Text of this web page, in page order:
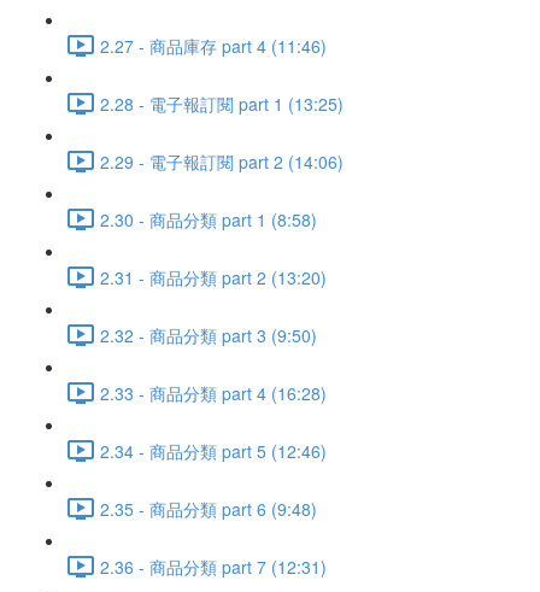
2.27 - 商品庫存 part 4 (11:46)
2.28 - 電子報訂閱 part 1 (13:25)
2.29 - 電子報訂閱 part 2 (14:06)
2.30 - 商品分類 part 1 (8:58)
2.31 - 商品分類 part 2 (13:20)
2.32 - 商品分類 part 3 (9:50)
2.33 - 商品分類 part 4 (16:28)
2.34 - 商品分類 part 5 (12:46)
2.35 - 商品分類 part 6 (9:48)
2.36 - 商品分類 part 7 (12:31)